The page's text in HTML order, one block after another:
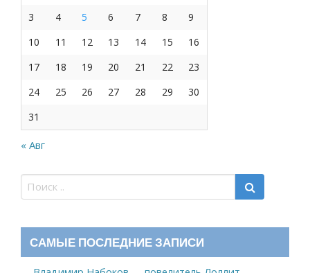
3
4 5 6 7 8
9
10
11 12 13 14 15
16
17
18 19 20 21 22
23
24
25 26 27 28 29
30
31
« Авг
САМЫЕ ПОСЛЕДНИЕ ЗАПИСИ